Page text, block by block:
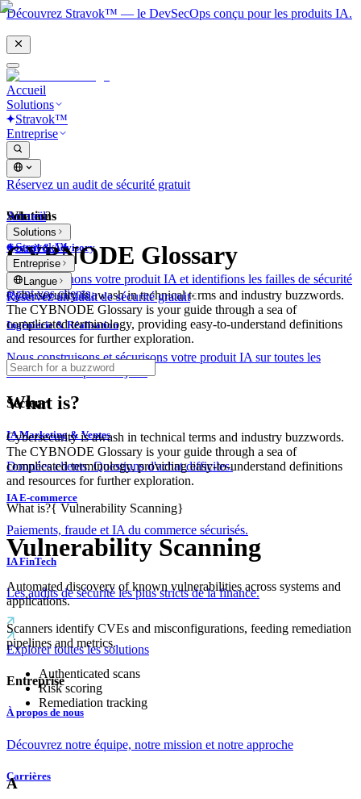
Découvrez Stravok™ — le DevSecOps conçu pour les produits IA.
Accueil
Solutions
Stravok™
Entreprise
Réservez un audit de sécurité gratuit
Solutions
Conseil & Advisory
Nous examinons votre produit IA et identifions les failles de sécurité
avant vos clients.
Ingénierie & Réalisation
Nous construisons et sécurisons votre produit IA sur toutes les
couches dès le premier jour.
Secteur
IA Marketing & Ventes
Données clients. Questions d'achat difficiles.
IA E-commerce
Paiements, fraude et IA du commerce sécurisés.
IA FinTech
Les audits de sécurité les plus stricts de la finance.
Explorer toutes les solutions
Entreprise
À propos de nous
Découvrez notre équipe, notre mission et notre approche
Carrières
Accueil
Solutions
Stravok™
Entreprise
Langue
Réservez un audit de sécurité gratuit
What is?
CYBNODE Glossary
Cybersecurity is awash in technical terms and industry buzzwords.
The CYBNODE Glossary is your guide through a sea of
complicated terminology, providing easy-to-understand definitions
and resources for further exploration.
What is?
Cybersecurity is awash in technical terms and industry buzzwords.
The CYBNODE Glossary is your guide through a sea of
complicated terminology, providing easy-to-understand definitions
and resources for further exploration.
What is?{ Vulnerability Scanning}
Vulnerability Scanning
Automated discovery of known vulnerabilities across systems and
applications.
Scanners identify CVEs and misconfigurations, feeding remediation
pipelines and metrics.
Authenticated scans
Risk scoring
Remediation tracking
A